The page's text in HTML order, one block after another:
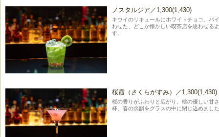
ノスタルジア／1,300(1,430)
キウイのリキュールにホワイトチョコ、パ
わせた、どこか懐かしい喫茶店を思わせる
す。
桜霞（さくらがすみ）／1,300(1,430)
桜の香りがふわりと広がり、桃の優しい甘
杯。春の余韻をグラスの中に閉じ込めまし